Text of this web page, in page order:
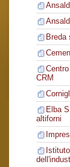
Breda
CRM
Elba
altiforni